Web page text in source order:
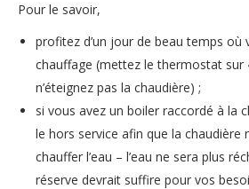
Pour le savoir,
profitez d’un jour de beau temps où
chauffage (mettez le thermostat sur
n’éteignez pas la chaudière) ;
si vous avez un boiler raccordé à la
le hors service afin que la chaudière
chauffer l’eau – l’eau ne sera plus
réserve devrait suffire pour vos